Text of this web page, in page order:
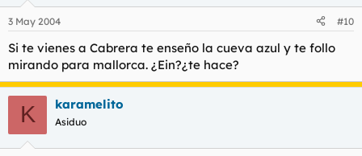
3 May 2004 #10
Si te vienes a Cabrera te enseño la cueva azul y te follo
mirando para mallorca. ¿Ein?¿te hace?
K karamelito
Asiduo